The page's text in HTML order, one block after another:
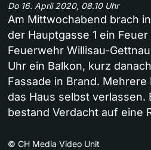
Do 16. April 2020, 08.10 Uhr
Am Mittwochabend brach
der Hauptgasse 1 ein
Feuerwehr Willisau-
Uhr ein Balkon, kurz
Fassade in Brand.
das Haus selbst verlassen.
bestand Verdacht auf eine
© CH Media Video Unit